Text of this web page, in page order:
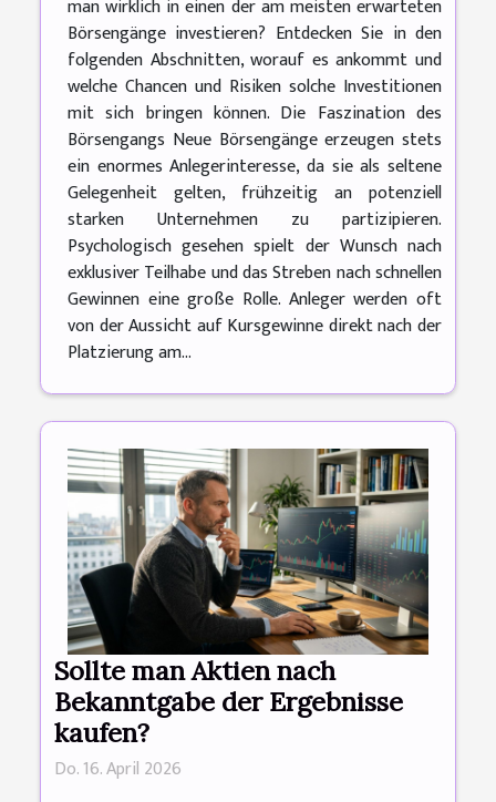
man wirklich in einen der am meisten erwarteten
Börsengänge investieren? Entdecken Sie in den
folgenden Abschnitten, worauf es ankommt und
welche Chancen und Risiken solche Investitionen
mit sich bringen können. Die Faszination des
Börsengangs Neue Börsengänge erzeugen stets
ein enormes Anlegerinteresse, da sie als seltene
Gelegenheit gelten, frühzeitig an potenziell
starken Unternehmen zu partizipieren.
Psychologisch gesehen spielt der Wunsch nach
exklusiver Teilhabe und das Streben nach schnellen
Gewinnen eine große Rolle. Anleger werden oft
von der Aussicht auf Kursgewinne direkt nach der
Platzierung am...
Sollte man Aktien nach
Bekanntgabe der Ergebnisse
kaufen?
Do. 16. April 2026